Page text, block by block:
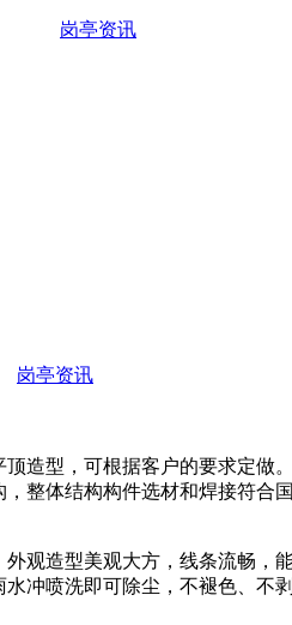
岗亭资讯
岗亭资讯
造型，可根据客户的要求定做。
整体结构构件选材和焊接符合
观造型美观大方，线条流畅，
冲喷洗即可除尘，不褪色、